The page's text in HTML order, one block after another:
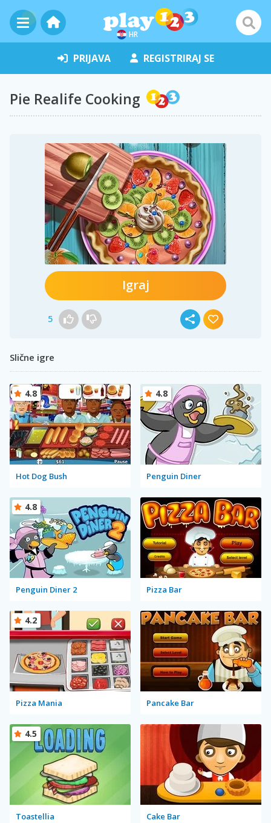
HR
PRIJAVA REGISTRIRAJ SE
Pie Realife Cooking
Igraj
5
Slične igre
Hot Dog Bush
4.8
Penguin Diner
4.8
Penguin Diner 2
4.8
Pizza Bar
Pizza Mania
4.2
Pancake Bar
Toastellia
4.5
Cake Bar